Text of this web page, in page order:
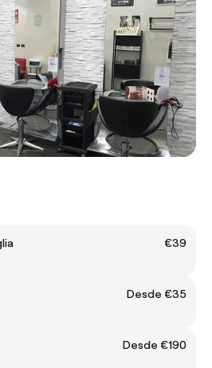
€39
Desde €35
Desde €190